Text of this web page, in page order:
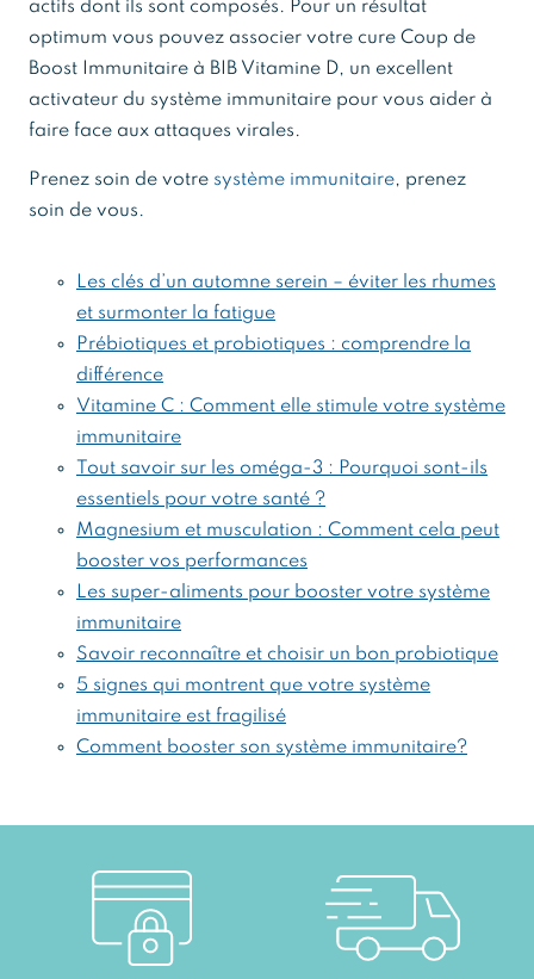
actifs dont ils sont composés. Pour un résultat
optimum vous pouvez associer votre cure Coup de
Boost Immunitaire à BIB Vitamine D, un excellent
activateur du système immunitaire pour vous aider à
faire face aux attaques virales.
Prenez soin de votre système immunitaire, prenez
soin de vous.
Les clés d’un automne serein – éviter les rhumes
et surmonter la fatigue
Prébiotiques et probiotiques : comprendre la
différence
Vitamine C : Comment elle stimule votre système
immunitaire
Tout savoir sur les oméga-3 : Pourquoi sont-ils
essentiels pour votre santé ?
Magnesium et musculation : Comment cela peut
booster vos performances
Les super-aliments pour booster votre système
immunitaire
Savoir reconnaître et choisir un bon probiotique
5 signes qui montrent que votre système
immunitaire est fragilisé
Comment booster son système immunitaire?